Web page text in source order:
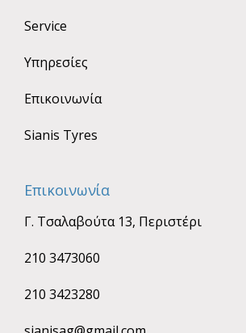
Service
Υπηρεσίες
Επικοινωνία
Sianis Tyres
Επικοινωνία
Γ. Τσαλαβούτα 13, Περιστέρι
210 3473060
210 3423280